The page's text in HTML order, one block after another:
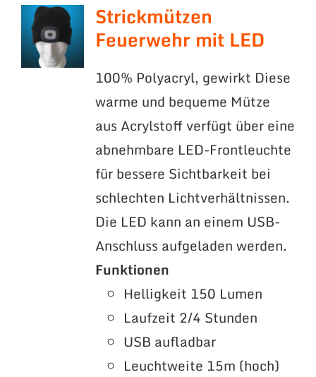
Strickmützen
Feuerwehr mit LED
100% Polyacryl, gewirkt Diese
warme und bequeme Mütze
aus Acrylstoff verfügt über eine
abnehmbare LED-Frontleuchte
für bessere Sichtbarkeit bei
schlechten Lichtverhältnissen.
Die LED kann an einem USB-
Anschluss aufgeladen werden.
Funktionen
Helligkeit 150 Lumen
Laufzeit 2/4 Stunden
USB aufladbar
Leuchtweite 15m (hoch)